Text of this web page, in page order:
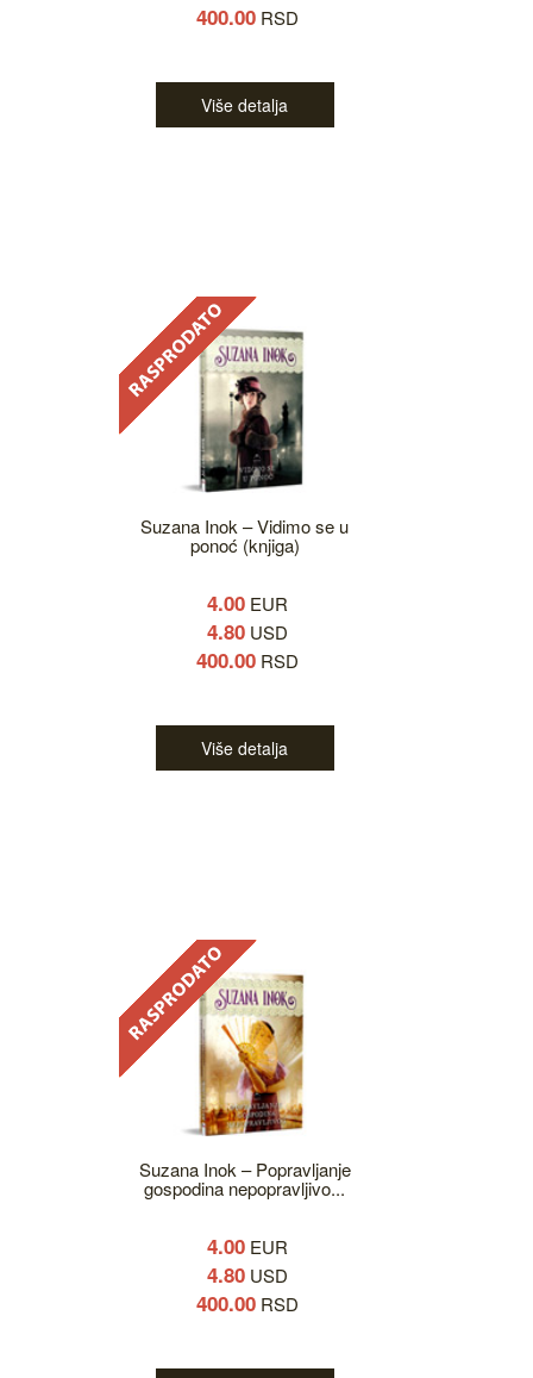
400.00 RSD
Više detalja
Suzana Inok – Vidimo se u
ponoć (knjiga)
4.00 EUR
4.80 USD
400.00 RSD
Više detalja
Suzana Inok – Popravljanje
gospodina nepopravljivo...
4.00 EUR
4.80 USD
400.00 RSD